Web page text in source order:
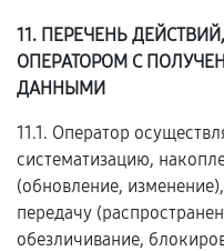
11. ПЕРЕЧЕНЬ
ОПЕРАТОРОМ С
ДАННЫМИ
11.1. Оператор
систематизацию,
(обновление,
передачу
обезличивание,